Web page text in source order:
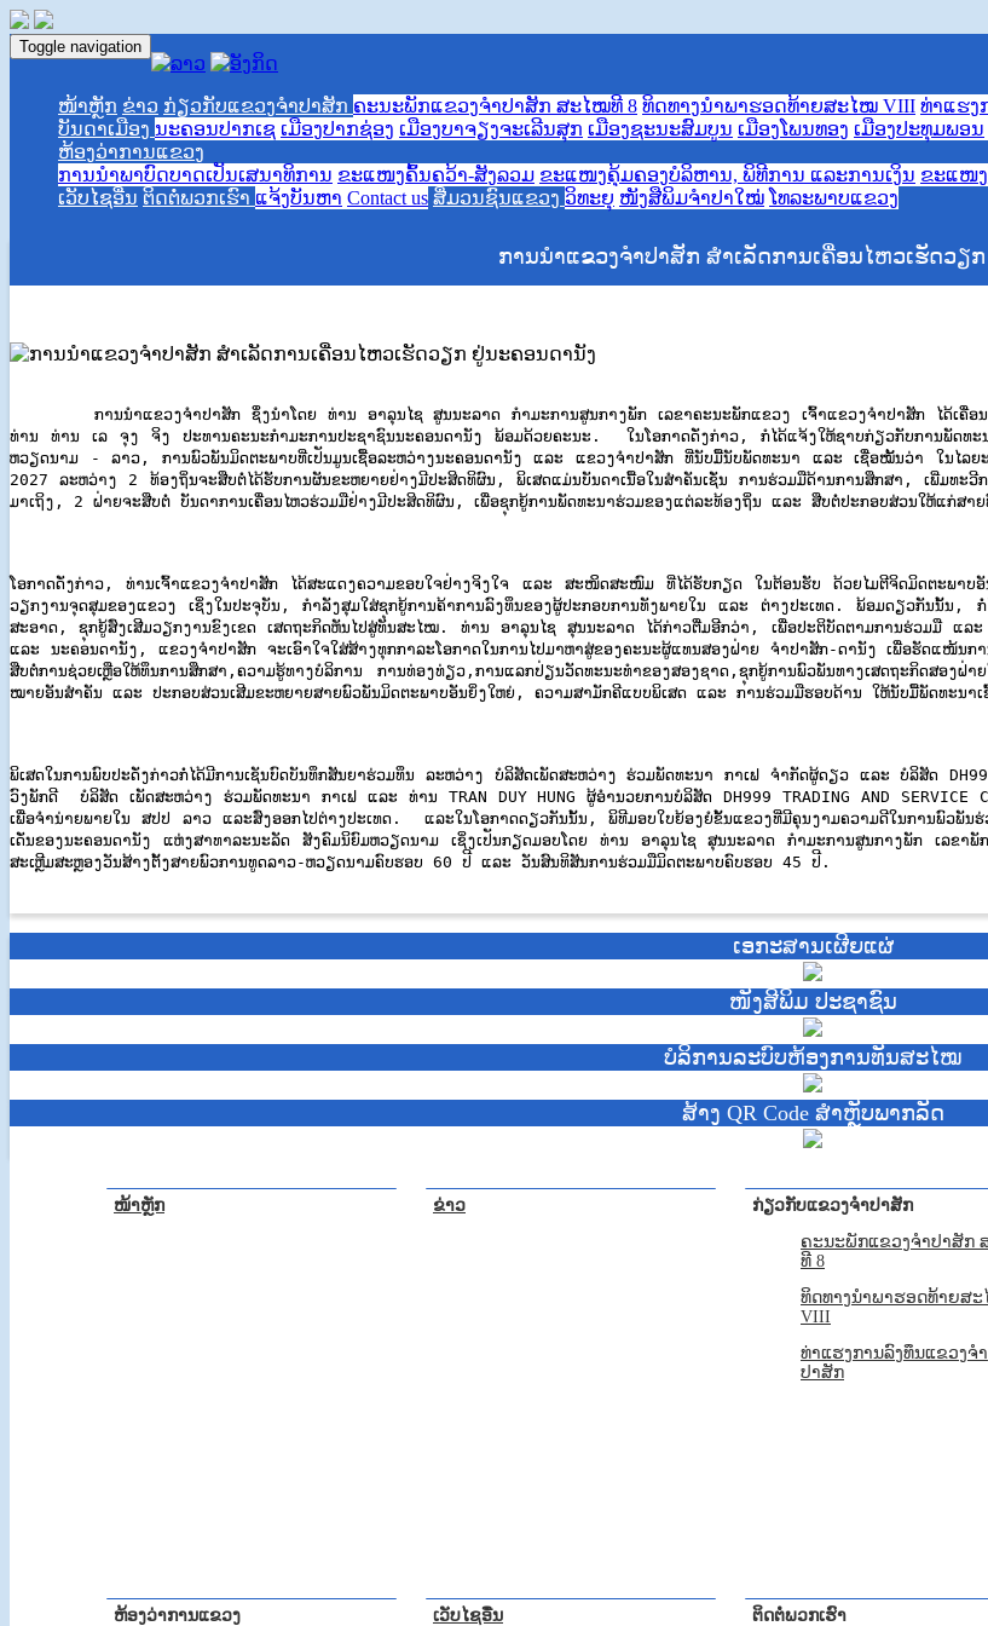
Toggle navigation
ໜ້າຫຼັກ ຂ່າວ ກ່ຽວກັບແຂວງຈຳປາສັກ ຄະນະພັກແຂວງຈຳປາສັກ ສະໄໝທີ 8 ທິດທາງນໍາພາຮອດທ້າຍສະໄໝ VIII ທ່າແຮງ
ບັນດາເມືອງ ນະຄອນປາກເຊ ເມືອງປາກຊ່ອງ ເມືອງບາຈຽງຈະເລີນສຸກ ເມືອງຊະນະສົມບູນ ເມືອງໂພນທອງ ເມືອງປະທຸມພອນ
ຫ້ອງວ່າການແຂວງ
ການ​​ນຳພາ​ບົດບາດ​​ເປັນເສນາ​ທິການ ຂະແໜງຄົ້ນຄວ້າ-ສັງລວມ ຂະແໜງຄຸ້ມຄອງບໍລິຫານ, ພິທີການ ແລະການເງິນ ຂະແໜງ
ເວັບໄຊອື່ນ ຕິດຕໍ່ພວກເຮົາ ແຈ້ງບັນຫາ Contact us ສື່ມວນຊົນແຂວງ ວິທະຍຸ ໜັງສືພິມຈຳປາໃໝ່ ໂທລະພາບແຂວງ
ການນຳແຂວງຈຳປາສັກ ສໍາເລັດການເຄື່ອນໄຫວເຮັດວຽ
ການນຳແຂວງຈຳປາສັກ ຊຶ່ງນຳໂດຍ ທ່ານ ອາລຸນໄຊ ສູນນະລາດ ກຳມະການສູນກາງພັກ ເລຂາຄະນະພັກແຂວງ ເຈົ້າແຂວງຈຳປາສັກ ໄດ້ເຄື່ອນ
ທ່ານ ທ່ານ ເລ ຈຸງ ຈິງ ປະທານຄະນະກຳມະການປະຊາຊົນນະຄອນດານັງ ພ້ອມດ້ວຍຄະນະ. ໃນໂອກາດດັ່ງກ່າວ, ກໍໄດ້ແຈ້ງໃຫ້ຊາບກ່ຽວກັບການພັດທະ
ຫວຽດນາມ - ລາວ, ການພົວພັນມິດຕະພາບທີ່ເປັນມູນເຊື້ອລະຫວ່າງນະຄອນດານັງ ແລະ ແຂວງຈຳປາສັກ ທີ່ນັບມື້ນັບພັດທະນາ ແລະ ເຊື່ອໝັ້ນວ່າ ໃນໄລຍ
2027 ລະຫວ່າງ 2 ທ້ອງຖິ່ນຈະສືບຕໍ່ໄດ້ຮັບການຜັນຂະຫຍາຍຢ່າງມີປະສິດທິຜົນ, ພິເສດແມ່ນບັນດາເນື້ອໃນສຳຄັນເຊັ່ນ ການຮ່ວມມືດ້ານການສຶກສາ, ເພີ່ມ
ມາເຖິງ, 2 ຝ່າຍຈະສືບຕໍ່ ບັນດາການເຄື່ອນໄຫວຮ່ວມມືຢ່າງມີປະສິດທິຜົນ, ເພື່ອຊຸກຍູ້ການພັດທະນາຮ່ວມຂອງແຕ່ລະທ້ອງຖິ່ນ ແລະ ສືບຕໍ່ປະກອບສ່ວນໃຫ້ແກ່ສ
ໂອກາດດັ່ງກ່າວ, ທ່ານເຈົ້າແຂວງຈຳປາສັກ ໄດ້ສະແດງຄວາມຂອບໃຈຢ່າງຈິງໃຈ ແລະ ສະໜິດສະໜົມ ທີ່ໄດ້ຮັບກຽດ ໃນຕ້ອນຮັບ ດ້ວຍໄມຕີຈິດມິດຕະພາ
ວຽກງານຈຸດສຸມຂອງແຂວງ ເຊິ່ງໃນປະຈຸບັນ, ກຳລັງສຸມໃສ່ຊຸກຍູ້ການຄ້າການລົງທຶນຂອງຜູ້ປະກອບການທັງພາຍໃນ ແລະ ຕ່າງປະເທດ. ພ້ອມດຽວກັນນັ້ນ,
ສະອາດ, ຊຸກຍູ້ສົ່ງເສີມວຽກງານຂົງເຂດ ເສດຖະກິດຫັນໄປສູ່ທັນສະໄໝ. ທ່ານ ອາລຸນໄຊ ສຸນນະລາດ ໄດ້ກ່າວຕື່ມອີກວ່າ, ເພື່ອປະຕິບັດຕາມການຮ່ວມມື ແ
ແລະ ນະຄອນດານັງ, ແຂວງຈໍາປາສັກ ຈະເອົາໃຈໃສ່ສ້າງທຸກກາລະໂອກາດໃນການໄປມາຫາສູ່ຂອງຄະນະຜູ້ແທນສອງຝ່າຍ ຈໍາປາສັກ-ດານັງ ເພື່ອຮັດແໜ້ນ
ສືບຕໍ່ການຊ່ວຍເຫຼືອໃຫ້ທຶນການສຶກສາ,ຄວາມຮູ້ທາງບໍລິການ ການທ່ອງທ່ຽວ,ການແລກປ່ຽນວັດທະນະທໍາຂອງສອງຊາດ,ຊຸກຍູ້ການພົວພັນທາງເສດຖະກິດສອງ
ໝາຍອັນສໍາຄັນ ແລະ ປະກອບສ່ວນເສີມຂະຫຍາຍສາຍພົວພັນມິດຕະພາບອັນຍິ່ງໃຫຍ່, ຄວາມສາມັກຄີແບບພິເສດ ແລະ ການຮ່ວມມືຮອບດ້ານ ໃຫ້ນັບມື້ພັດທະນາ
ພິເສດໃນການພົບປະດັ່ງກ່າວກໍ່ໄດ້ມີການເຊັນບົດບັນທຶກສັນຍາຮ່ວມທຶນ ລະຫວ່າງ ບໍລິສັດເພັດສະຫວ່າງ ຮ່ວມພັດທະນາ ກາເຟ ຈໍາກັດຜູ້ດຽວ ແລະ ບໍລິສັດ
ວົງພັກດີ ບໍລິສັດ ເພັດສະຫວ່າງ ຮ່ວມພັດທະນາ ກາເຟ ແລະ ທ່ານ TRAN DUY HUNG ຜູ້ອຳນວຍການບໍລິສັດ DH999 TRADING AND SERVICE
ເພື່ອຈໍານ່າຍພາຍໃນ ສປປ ລາວ ແລະສົ່ງອອກໄປຕ່າງປະເທດ. ແລະໃນໂອກາດດຽວກັນນັ້ນ, ພິທີມອບໃບຍ້ອງຍໍຂັ້ນແຂວງທີ່ມີຄຸນງາມຄວາມດີໃນການພົວພັ
ເດັ່ນຂອງນະຄອນດານັງ ແຫ່ງສາທາລະນະລັດ ສັງຄົມນິຍົມຫວຽດນາມ ເຊິ່ງເປັນກຽດມອບໂດຍ ທ່ານ ອາລຸນໄຊ ສຸນນະລາດ ກໍາມະການສູນກາງພັກ ເລຂາ
ສະເຫຼີມສະຫຼອງວັນສ້າງຕັ້ງສາຍພົວການທູດລາວ-ຫວຽດນາມຄົບຮອບ 60 ປີ ແລະ ວັນສົນທິສັນການຮ່ວມມືມິດຕະພາບຄົບຮອບ 45 ປີ.
ເອກະສານເຜີຍແຜ່
ໜັງສີພິມ ປະຊາຊົນ
ບໍ​ລິ​ການ​ລະບົບຫ້ອງການທັນສະໄໝ
ສ້າງ QR Code ສຳຫຼັບພາກລັດ
ໜ້າຫຼັກ ຂ່າວ
ກ່ຽວກັບແຂວງຈຳປາສັກ
ຄະນະພັກແຂວງຈຳປາສັກ
ທີ 8
ທິດທາງນໍາພາຮອດທ້າຍສ
VIII
ທ່າແຮງການລົງທຶນແຂວງຈໍາ
ປາສັກ
ຫ້ອງວ່າການແຂວງ ເວັບໄຊອື່ນ ຕິດຕໍ່ພວກເຮົາ